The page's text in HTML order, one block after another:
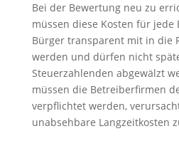
Bei der Bewertung neu zu
müssen diese Kosten für
Bürger transparent mit in die
werden und dürfen nicht
Steuerzahlenden abgewälzt
müssen die Betreiberfirmen
verpflichtet werden,
unabsehbare Langzeitkosten